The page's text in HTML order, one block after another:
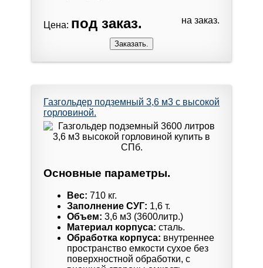
Цена: под заказ. на заказ.
Газгольдер подземный 3,6 м3 с высокой
горловиной.
Основные параметры.
Вес: 710 кг.
Заполнение СУГ: 1,6 т.
Объем: 3,6 м3 (3600литр.)
Материал корпуса: сталь.
Обработка корпуса: внутреннее
пространство емкости сухое без
поверхностной обработки, с